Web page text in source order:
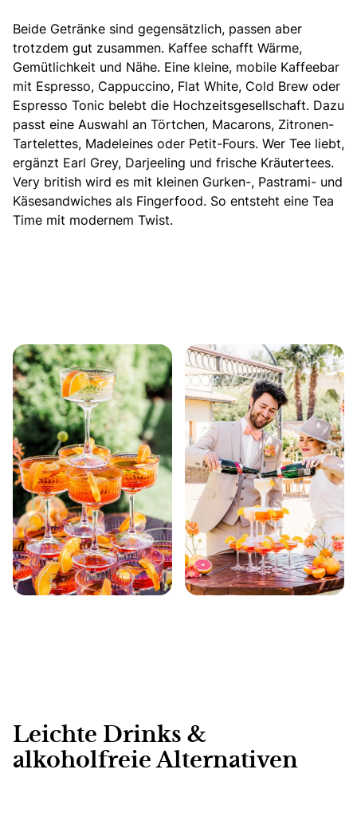
Beide Getränke sind gegensätzlich, passen aber
trotzdem gut zusammen. Kaffee schafft Wärme,
Gemütlichkeit und Nähe. Eine kleine, mobile Kaffeebar
mit Espresso, Cappuccino, Flat White, Cold Brew oder
Espresso Tonic belebt die Hochzeitsgesellschaft. Dazu
passt eine Auswahl an Törtchen, Macarons, Zitronen-
Tartelettes, Madeleines oder Petit-Fours. Wer Tee liebt,
ergänzt Earl Grey, Darjeeling und frische Kräutertees.
Very british wird es mit kleinen Gurken-, Pastrami- und
Käsesandwiches als Fingerfood. So entsteht eine Tea
Time mit modernem Twist.
Leichte Drinks &
alkoholfreie Alternativen